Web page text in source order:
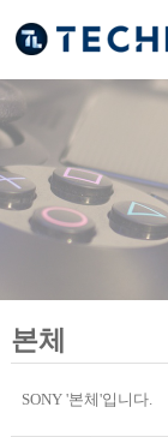
본체
SONY '본체'입니다.